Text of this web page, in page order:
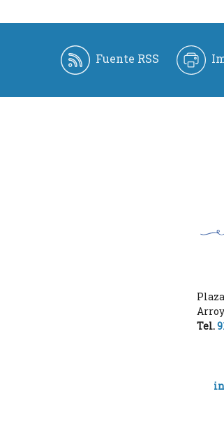
Fuente RSS
Tel.